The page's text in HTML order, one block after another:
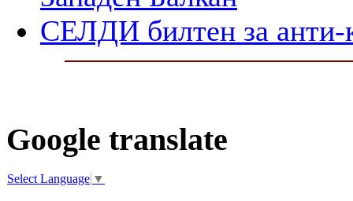
СЕЛДИ билтен за анти-
Google translate
Select Language ▼